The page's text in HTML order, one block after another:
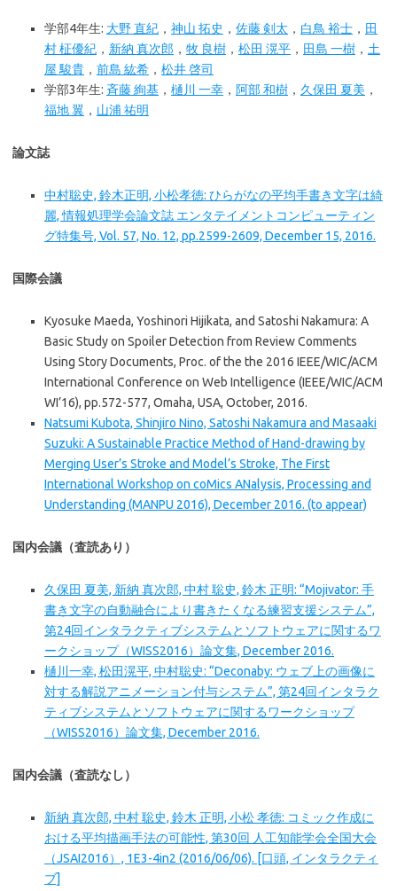
学部4年生: 大野 直紀 ， 神山 拓史 ， 佐藤 剣太 ， 白鳥 裕士 ， 田
村 柾優紀 ， 新納 真次郎 ， 牧 良樹 ， 松田 滉平 ， 田島 一樹 ， 土
屋 駿貴 ， 前島 紘希 ， 松井 啓司
学部3年生: 斉藤 絢基 ， 樋川 一幸 ， 阿部 和樹 ， 久保田 夏美 ，
福地 翼 ， 山浦 祐明
論文誌
中村聡史, 鈴木正明, 小松孝徳: ひらがなの平均手書き文字は綺
麗, 情報処理学会論文誌 エンタテイメントコンピューティン
グ特集号, Vol. 57, No. 12, pp.2599-2609, December 15, 2016.
国際会議
Kyosuke Maeda, Yoshinori Hijikata, and Satoshi Nakamura: A
Basic Study on Spoiler Detection from Review Comments
Using Story Documents, Proc. of the the 2016 IEEE/WIC/ACM
International Conference on Web Intelligence (IEEE/WIC/ACM
WI’16), pp.572-577, Omaha, USA, October, 2016.
Natsumi Kubota, Shinjiro Nino, Satoshi Nakamura and Masaaki
Suzuki: A Sustainable Practice Method of Hand-drawing by
Merging User’s Stroke and Model’s Stroke, The First
International Workshop on coMics ANalysis, Processing and
Understanding (MANPU 2016), December 2016. (to appear)
国内会議（査読あり）
久保田 夏美, 新納 真次郎, 中村 聡史, 鈴木 正明: “Mojivator: 手
書き文字の自動融合により書きたくなる練習支援システム”,
第24回インタラクティブシステムとソフトウェアに関するワ
ークショップ（WISS2016）論文集, December 2016.
樋川一幸, 松田滉平, 中村聡史: “Deconaby: ウェブ上の画像に
対する解説アニメーション付与システム”, 第24回インタラク
ティブシステムとソフトウェアに関するワークショップ
（WISS2016）論文集, December 2016.
国内会議（査読なし）
新納 真次郎, 中村 聡史, 鈴木 正明, 小松 孝徳: コミック作成に
おける平均描画手法の可能性, 第30回 人工知能学会全国大会
（JSAI2016）, 1E3-4in2 (2016/06/06). [口頭, インタラクティ
ブ]